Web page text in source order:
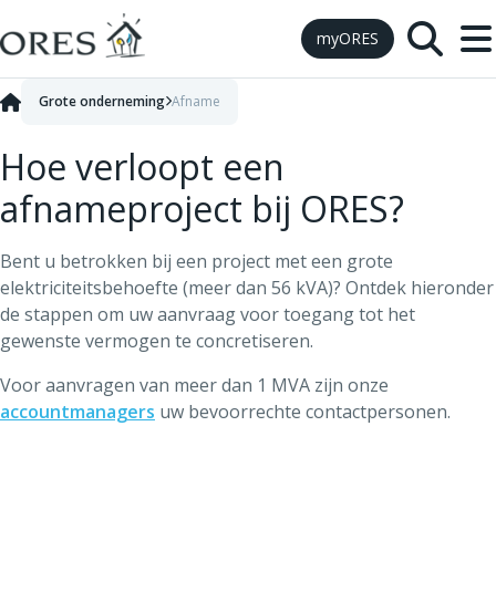
Skip to Content
myORES
Hoe verloopt een
afnameproject bij ORES?
Bent u betrokken bij een project met een grote
elektriciteitsbehoefte (meer dan 56 kVA)? Ontdek hieronder
de stappen om uw aanvraag voor toegang tot het
gewenste vermogen te concretiseren.
Voor aanvragen van meer dan 1 MVA zijn onze
accountmanagers uw bevoorrechte contactpersonen.
Grote onderneming Afname